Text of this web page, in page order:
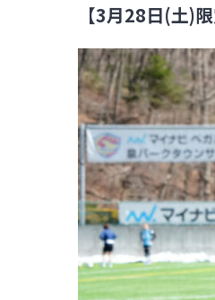
【3月28日(土)